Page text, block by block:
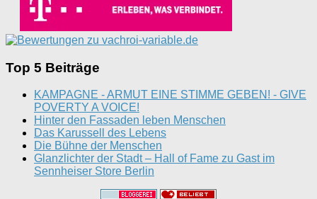
Top 5 Beiträge
KAMPAGNE - ARMUT EINE STIMME GEBEN! - GIVE
POVERTY A VOICE!
Hinter den Fassaden leben Menschen
Das Karussell des Lebens
Die Bühne der Menschen
Glanzlichter der Stadt – Hall of Fame zu Gast im
Sennheiser Store Berlin